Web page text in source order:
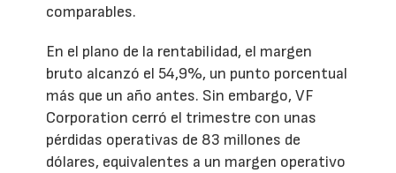
comparables.
En el plano de la rentabilidad, el margen
bruto alcanzó el 54,9%, un punto porcentual
más que un año antes. Sin embargo, VF
Corporation cerró el trimestre con unas
pérdidas operativas de 83 millones de
dólares, equivalentes a un margen operativo